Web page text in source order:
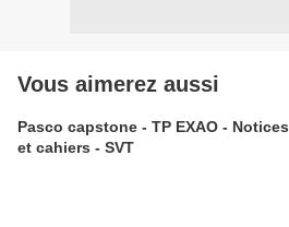
Vous aimerez aussi
Pasco capstone - TP EXAO - Notices
et cahiers - SVT